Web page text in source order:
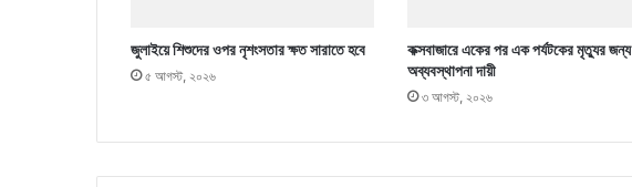
জুলাইয়ে শিশুদের ওপর নৃশংসতার ক্ষত সারাতে হবে
৫ আগস্ট, ২০২৬
কক্সবাজারে একের পর এক পর্যটকের মৃত্যুর জন্য
অব্যবস্থাপনা দায়ী
৩ আগস্ট, ২০২৬